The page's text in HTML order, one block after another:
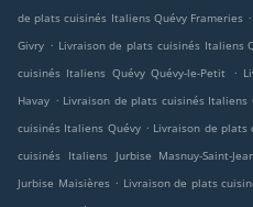
de plats cuisinés Italiens Quévy Frameries .
Givry . Livraison de plats cuisinés Italiens
cuisinés Italiens Quévy Quévy-le-Petit
.
Havay . Livraison de plats cuisinés Italiens
cuisinés Italiens Quévy . Livraison de plats
cuisinés Italiens Jurbise Masnuy-Saint-
Jurbise Maisières . Livraison de plats